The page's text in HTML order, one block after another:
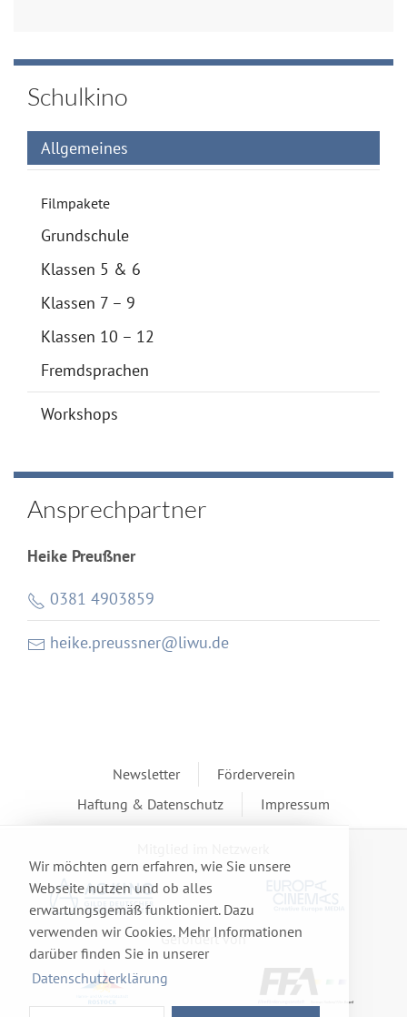
Wir möchten gern erfahren, wie Sie unsere
Webseite nutzen und ob alles
erwartungsgemäß funktioniert. Dazu
verwenden wir Cookies. Mehr Informationen
darüber finden Sie in unserer
Datenschutzerklärung
Schulkino
Allgemeines
Filmpakete
Grundschule
Klassen 5 & 6
Klassen 7 – 9
Klassen 10 – 12
Fremdsprachen
Workshops
Ansprechpartner
Heike Preußner
0381 4903859
heike.preussner@liwu.de
Newsletter
Förderverein
Haftung & Datenschutz
Impressum
Gefördert von